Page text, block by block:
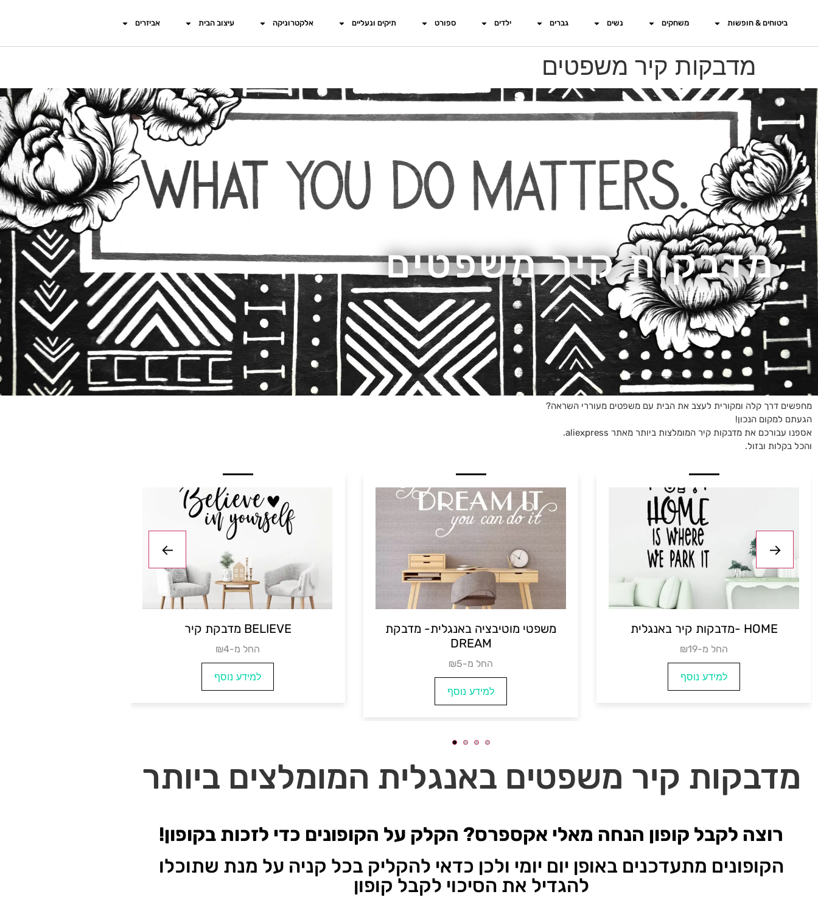
ביטוחים & חופשות משחקים נשים גברים ילדים ספורט תיקים ונעליים אלקטרוניקה עיצוב הבית אביזרים
מדבקות קיר משפטים
מדבקות קיר משפטים
מחפשים דרך קלה ומקורית לעצב את הבית עם משפטים מעוררי השראה?
הגעתם למקום הנכון!
אספנו עבורכם את מדבקות קיר המומלצות ביותר מאתר aliexpress.
והכל בקלות ובזול.
משפטי מוטיבציה באנגלית- מדבקת
₪החל מ-5
למידע נוסף
מדבקות קיר באנגלית- HOME
למידע נוסף
מדבקת קיר GOALS
למידע נוסף
מדבקות קיר משפטים באנגלית המומלצים ביותר
רוצה לקבל קופון הנחה מאלי אקספרס? הקלק על הקופונים כדי לזכות בקופון!
הקופונים מתעדכנים באופן יום יומי ולכן כדאי להקליק בכל קניה על מנת שתוכלו
להגדיל את הסיכוי לקבל קופון